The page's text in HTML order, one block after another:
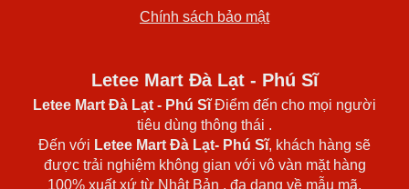
Chính sách bảo mật
Letee Mart Đà Lạt - Phú Sĩ
Letee Mart Đà Lạt - Phú SĩĐiểm đến cho mọi người
tiêu dùng thông thái .
Đến với Letee Mart Đà Lạt- Phú Sĩ, khách hàng sẽ
được trải nghiệm không gian với vô vàn mặt hàng
100% xuất xứ từ Nhật Bản , đa dạng về mẫu mã,